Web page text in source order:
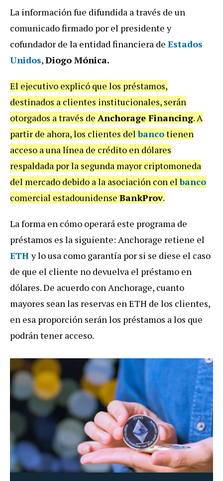
La información fue difundida a través de un
comunicado firmado por el presidente y
cofundador de la entidad financiera de Estados
Unidos,Diogo Mónica.
El ejecutivo explicó que los préstamos,
destinados a clientes institucionales, serán
otorgados a través de Anchorage Financing. A
partir de ahora, los clientes delbancotienen
acceso a una línea de crédito en dólares
respaldada por la segunda mayor criptomoneda
del mercado debido a la asociación con elbanco
comercial estadounidense BankProv.
La forma en cómo operará este programa de
préstamos es la siguiente: Anchorage retiene el
ETHy lo usa como garantía por si se diese el caso
de que el cliente no devuelva el préstamo en
dólares. De acuerdo con Anchorage, cuanto
mayores sean las reservas en ETH de los clientes,
en esa proporción serán los préstamos a los que
podrán tener acceso.